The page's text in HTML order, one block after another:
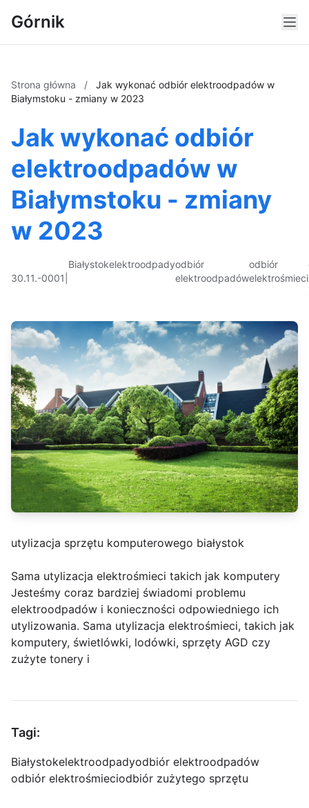
Górnik
Strona główna /
Jak wykonać odbiór elektroodpadów w
Białymstoku - zmiany w 2023
Jak wykonać odbiór
elektroodpadów w
Białymstoku - zmiany
w 2023
30.11.-0001
Białystokelektroodpadyodbiór
elektroodpadów
odbiór
elektrośmieci
utylizacja sprzętu komputerowego białystok
Sama utylizacja elektrośmieci takich jak komputery
Jesteśmy coraz bardziej świadomi problemu
elektroodpadów i konieczności odpowiedniego ich
utylizowania. Sama utylizacja elektrośmieci, takich jak
komputery, świetlówki, lodówki, sprzęty AGD czy
zużyte tonery i
Tagi:
Białystokelektroodpadyodbiór elektroodpadów
odbiór elektrośmieciodbiór zużytego sprzętu